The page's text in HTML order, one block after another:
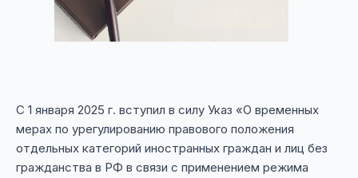
С 1 января 2025 г. вступил в силу Указ «О временных
мерах по урегулированию правового положения
отдельных категорий иностранных граждан и лиц без
гражданства в РФ в связи с применением режима